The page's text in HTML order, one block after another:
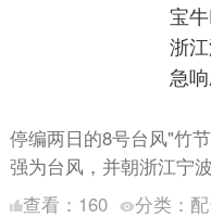
宝
浙
急
停编两日的8号台风"竹
强为台风，并朝浙江宁
月28日上午7点启动海
查看： 160 分类：